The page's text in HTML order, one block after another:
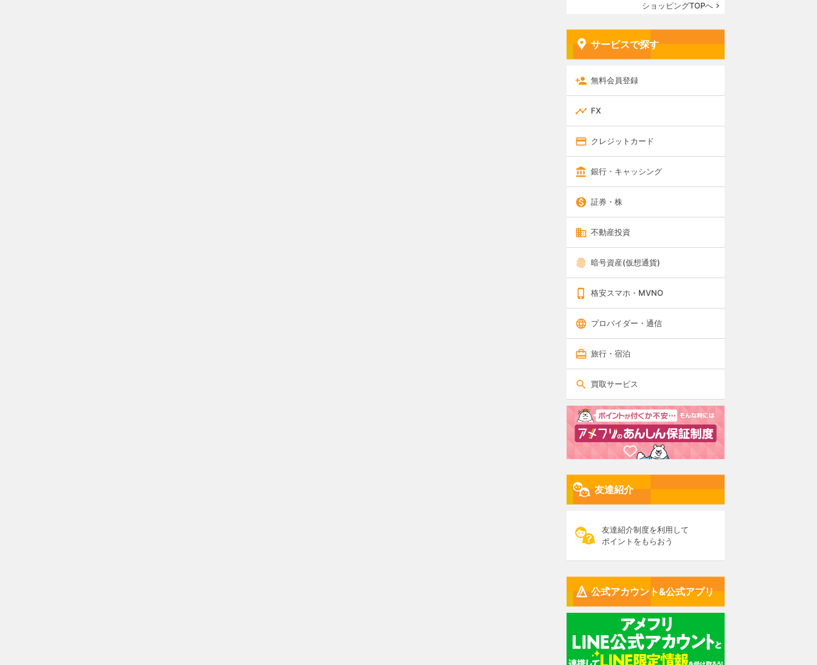
ショッピングTOPへ
サービスで探す
無料会員登録
FX
クレジットカード
銀行・キャッシング
証券・株
不動産投資
暗号資産(仮想通貨)
格安スマホ・MVNO
プロバイダー・通信
旅行・宿泊
買取サービス
友達紹介
友達紹介制度を利用して
ポイントをもらおう
公式アカウント&公式アプリ